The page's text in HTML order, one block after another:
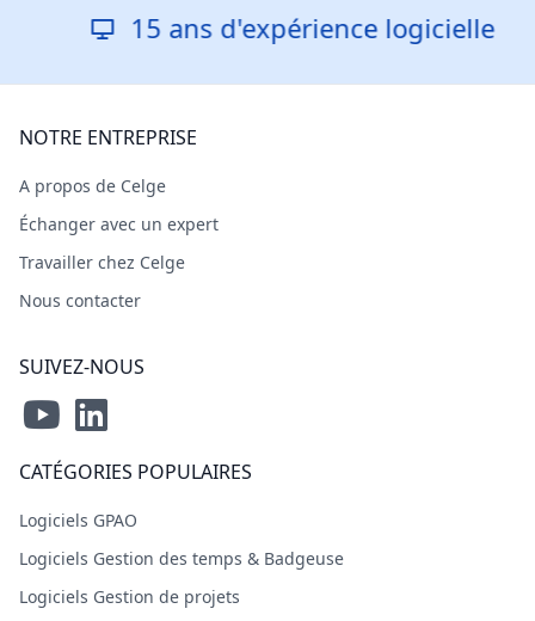
15 ans d'expérience logicielle
NOTRE ENTREPRISE
A propos de Celge
Échanger avec un expert
Travailler chez Celge
Nous contacter
SUIVEZ-NOUS
CATÉGORIES POPULAIRES
Logiciels GPAO
Logiciels Gestion des temps & Badgeuse
Logiciels Gestion de projets